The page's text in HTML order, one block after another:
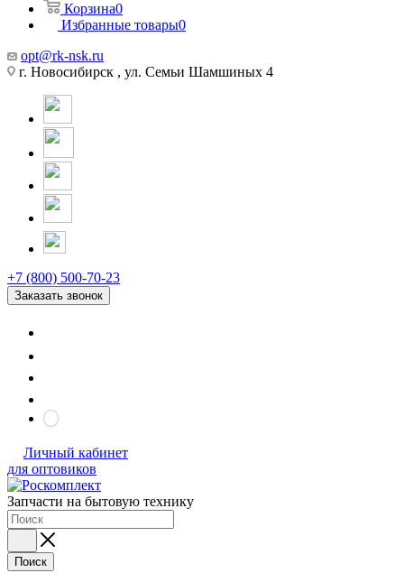
Корзина0
Избранные товары0
opt@rk-nsk.ru
г. Новосибирск , ул. Семьи Шамшиных 4
+7 (800) 500-70-23
Заказать звонок
Личный кабинет
для оптовиков
Запчасти на бытовую технику
Поиск